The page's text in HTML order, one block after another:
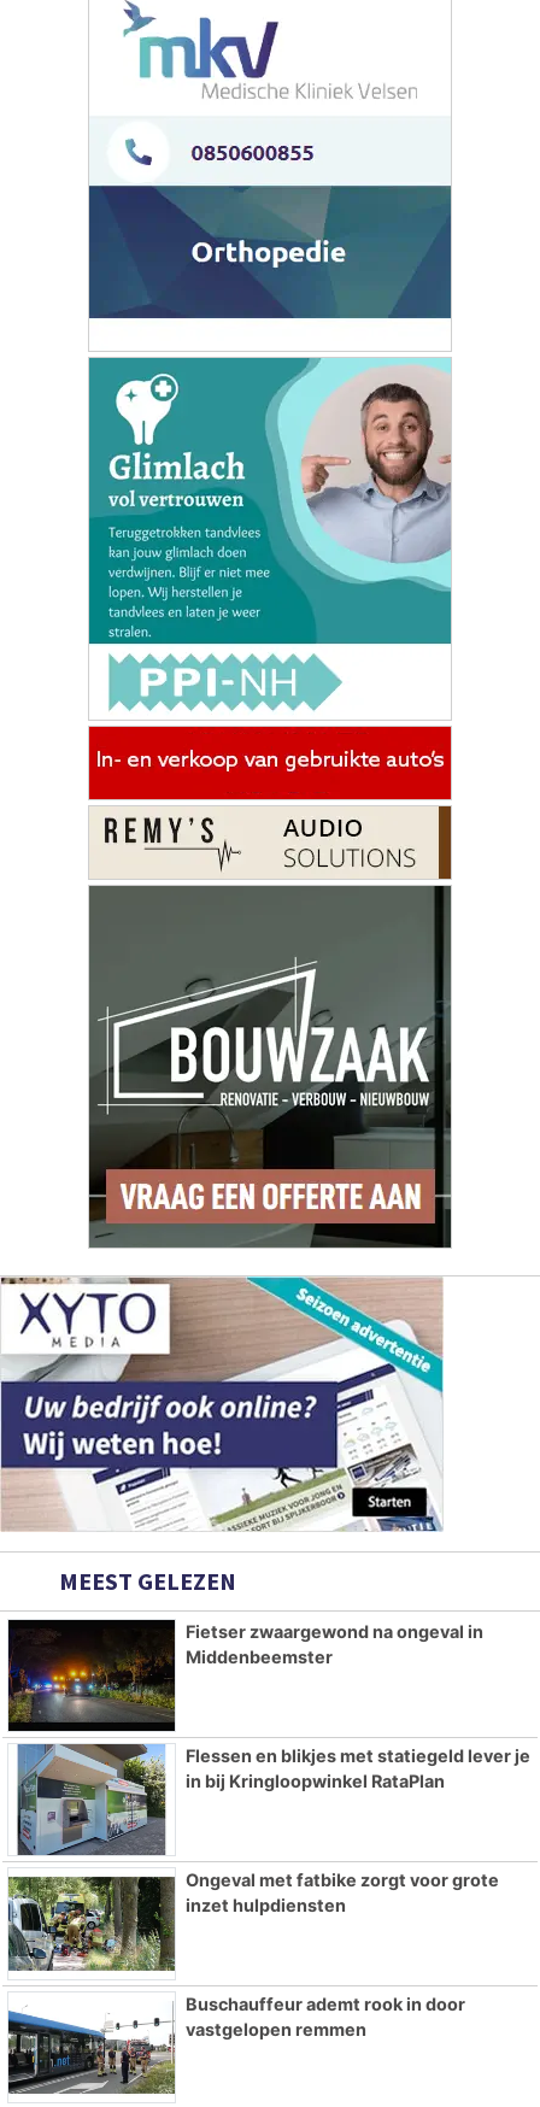
MEEST GELEZEN
Fietser zwaargewond na ongeval in
Middenbeemster
Flessen en blikjes met statiegeld lever je
in bij Kringloopwinkel RataPlan
Ongeval met fatbike zorgt voor grote
inzet hulpdiensten
Buschauffeur ademt rook in door
vastgelopen remmen